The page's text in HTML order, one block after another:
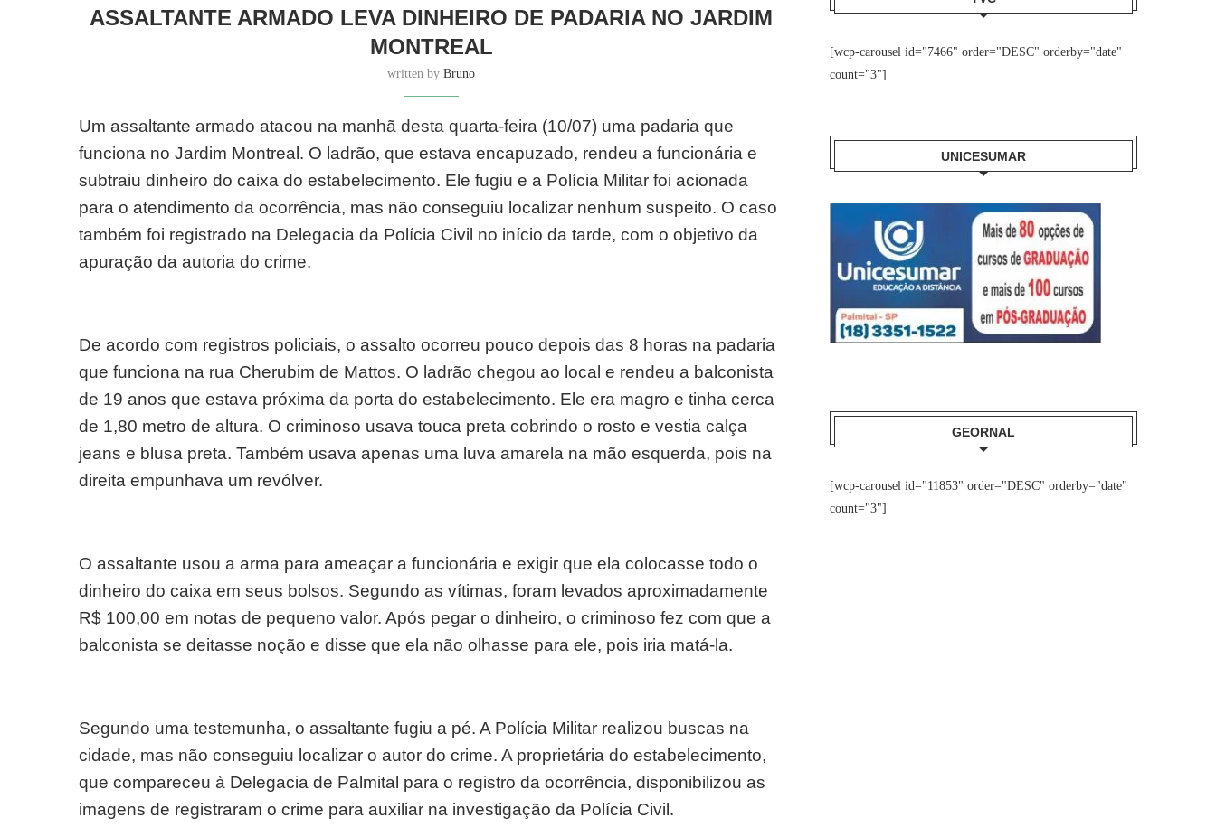
ASSALTANTE ARMADO LEVA DINHEIRO DE PADARIA NO JARDIM
MONTREAL
written byBruno
Um assaltante armado atacou na manhã desta quarta-feira (10/07) uma padaria que
funciona no Jardim Montreal. O ladrão, que estava encapuzado, rendeu a funcionária e
subtraiu dinheiro do caixa do estabelecimento. Ele fugiu e a Polícia Militar foi acionada
para o atendimento da ocorrência, mas não conseguiu localizar nenhum suspeito. O caso
também foi registrado na Delegacia da Polícia Civil no início da tarde, com o objetivo da
apuração da autoria do crime.
De acordo com registros policiais, o assalto ocorreu pouco depois das 8 horas na padaria
que funciona na rua Cherubim de Mattos. O ladrão chegou ao local e rendeu a balconista
de 19 anos que estava próxima da porta do estabelecimento. Ele era magro e tinha cerca
de 1,80 metro de altura. O criminoso usava touca preta cobrindo o rosto e vestia calça
jeans e blusa preta. Também usava apenas uma luva amarela na mão esquerda, pois na
direita empunhava um revólver.
O assaltante usou a arma para ameaçar a funcionária e exigir que ela colocasse todo o
dinheiro do caixa em seus bolsos. Segundo as vítimas, foram levados aproximadamente
R$ 100,00 em notas de pequeno valor. Após pegar o dinheiro, o criminoso fez com que a
balconista se deitasse noção e disse que ela não olhasse para ele, pois iria matá-la.
Segundo uma testemunha, o assaltante fugiu a pé. A Polícia Militar realizou buscas na
cidade, mas não conseguiu localizar o autor do crime. A proprietária do estabelecimento,
que compareceu à Delegacia de Palmital para o registro da ocorrência, disponibilizou as
imagens de registraram o crime para auxiliar na investigação da Polícia Civil.
[wcp-carousel id="7466" order="DESC" orderby="date"
count="3"]
UNICESUMAR
GEORNAL
[wcp-carousel id="11853" order="DESC" orderby="date"
count="3"]